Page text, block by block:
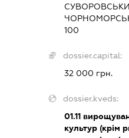
100
dossier.capital:
32 000 грн.
dossier.kveds:
01.11
культур (крім